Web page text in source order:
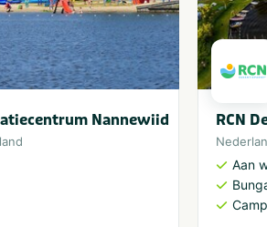
Nannewiid RCN
Aan